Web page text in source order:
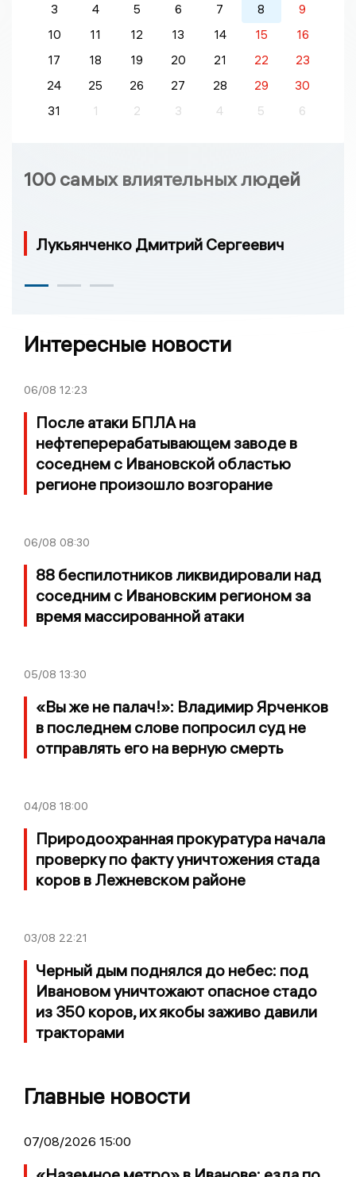
3
4 5 6 7 8
9
10
11 12 13 14 15
16
17
18 19 20 21 22
23
24
25 26 27 28 29
30
31
1 2 3 4 5 6
100 самых влиятельных людей
Лукьянченко Дмитрий Сергеевич
Интересные новости
06/08 12:23
После атаки БПЛА на
нефтеперерабатывающем заводе в
соседнем с Ивановской областью
регионе произошло возгорание
06/08 08:30
88 беспилотников ликвидировали над
соседним с Ивановским регионом за
время массированной атаки
05/08 13:30
«Вы же не палач!»: Владимир Ярченков
в последнем слове попросил суд не
отправлять его на верную смерть
04/08 18:00
Природоохранная прокуратура начала
проверку по факту уничтожения стада
коров в Лежневском районе
03/08 22:21
Черный дым поднялся до небес: под
Ивановом уничтожают опасное стадо
из 350 коров, их якобы заживо давили
тракторами
Главные новости
07/08/2026 15:00